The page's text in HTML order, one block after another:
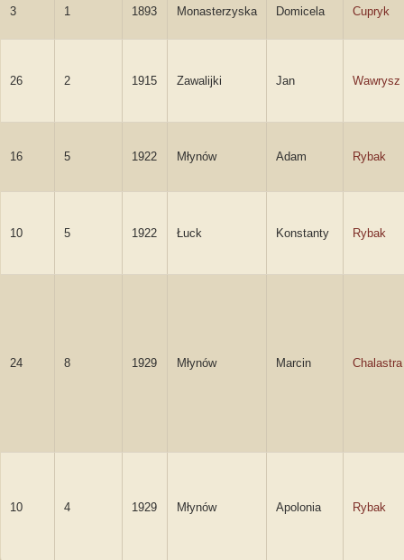
3 1 1893 Monasterzyska Domicela Cupryk
26 2 1915 Zawalijki Jan Wawrysz
16 5 1922 Młynów Adam Rybak
10 5 1922 Łuck Konstanty Rybak
24 8 1929 Młynów Marcin Chalastra
10 4 1929 Młynów Apolonia Rybak